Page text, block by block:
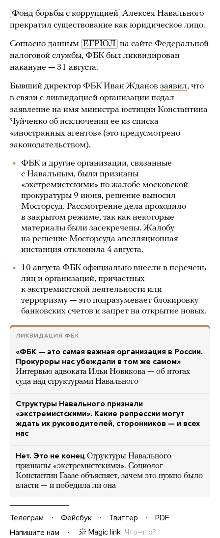
Фонд борьбы с коррупцией Алексея Навального
прекратил существование как юридическое лицо.
Согласно данным ЕГРЮЛ на сайте Федеральной
налоговой службы, ФБК был ликвидирован
накануне — 31 августа.
Бывший директор ФБК Иван Жданов заявил, что
в связи с ликвидацией организации подал
заявление на имя министра юстиции Константина
Чуйченко об исключении ее из списка
«иностранных агентов» (это предусмотрено
законодательством).
ФБК и другие организации, связанные
с Навальным, были признаны
«экстремистскими» по жалобе московской
прокуратуры 9 июня, решение выносил
Мосгорсуд. Рассмотрение дела проходило
в закрытом режиме, так как некоторые
материалы были засекречены. Жалобу
на решение Мосгорсуда апелляционная
инстанция отклонила 4 августа.
10 августа ФБК официально внесли в перечень
лиц и организаций, причастных
к экстремистской деятельности или
терроризму — это подразумевает блокировку
банковских счетов и запрет на открытие новых.
ЛИКВИДАЦИЯ ФБК
«ФБК — это самая важная организация в России.
Прокуроры нас убеждали в том же самом»
Интервью адвоката Ильи Новикова — об итогах
суда над структурами Навального
Структуры Навального признали
«экстремистскими». Какие репрессии могут
ждать их руководителей, сторонников — и всех
нас
Нет. Это не конец Структуры Навального
признаны «экстремистскими». Социолог
Константин Гаазе объясняет, зачем это нужно было
власти — и победила ли она
Телеграм Фейсбук Твиттер
PDF
Напишите нам
Magic link Что-что?